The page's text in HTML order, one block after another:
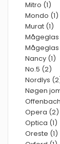
Mitro (1)
Mondo (1)
Murat (1)
Mågeglas
Nancy (1)
No.5 (2)
Nordlys
Nøgen
Opera (2)
Optica (1)
Oreste (1)